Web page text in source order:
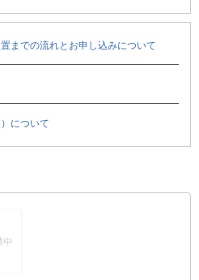
までの流れとお申し込みについて
について